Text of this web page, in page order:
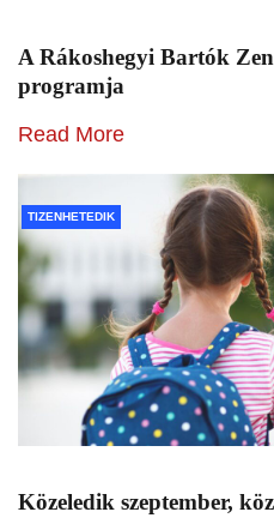
A Rákoshegyi Bartók
programja
Read More
TIZENHETEDIK
Közeledik szeptember,